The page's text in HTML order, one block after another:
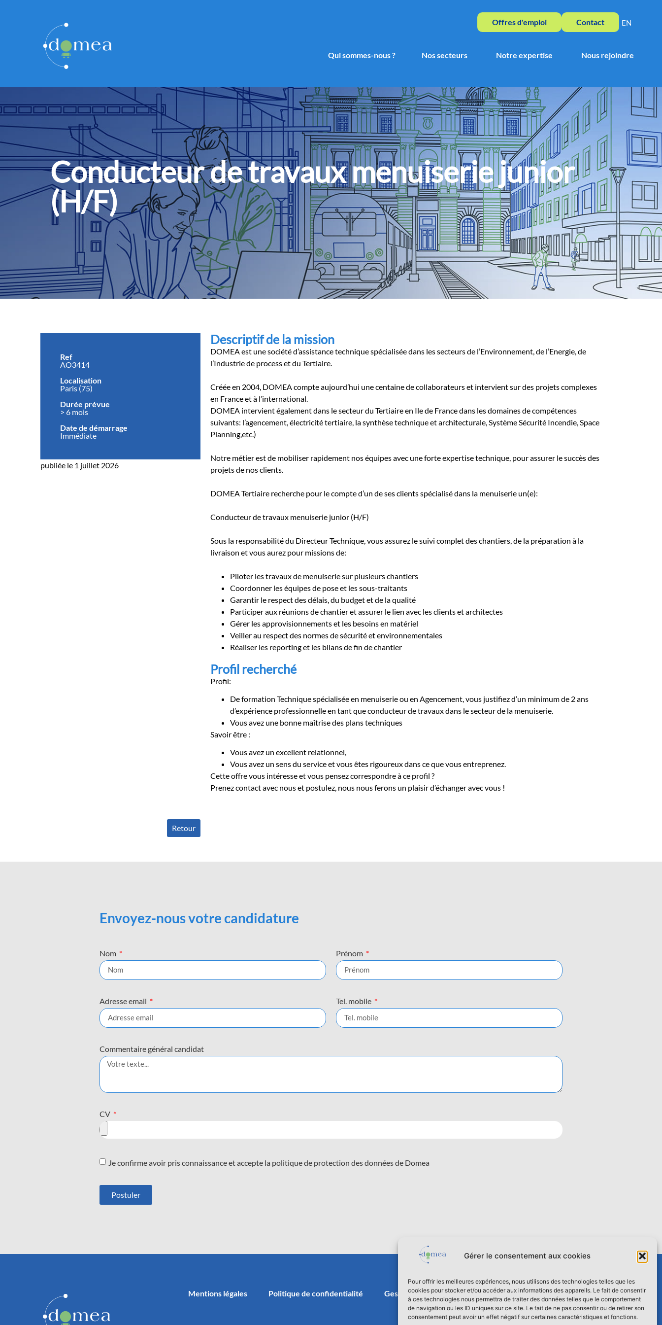
Gérer le consentement aux cookies
Pour offrir les meilleures expériences, nous utilisons des technologies telles que les
cookies pour stocker et/ou accéder aux informations des appareils. Le fait de consentir
à ces technologies nous permettra de traiter des données telles que le comportement
de navigation ou les ID uniques sur ce site. Le fait de ne pas consentir ou de retirer son
consentement peut avoir un effet négatif sur certaines caractéristiques et fonctions.
Offres d'emploi Contact EN
Qui sommes-nous ? Nos secteurs Notre expertise Nous rejoindre
Offres d'emploi Contact
Conducteur de travaux menuiserie junior
(H/F)
Ref
AO3414
Localisation
Paris (75)
Durée prévue
> 6 mois
Date de démarrage
Immédiate
publiée le 1 juillet 2026
Descriptif de la mission
DOMEA est une société d’assistance technique spécialisée dans les secteurs de l’Environnement, de l’Energie, de
l’Industrie de process et du Tertiaire.
Créée en 2004, DOMEA compte aujourd’hui une centaine de collaborateurs et intervient sur des projets complexes
en France et à l’international.
DOMEA intervient également dans le secteur du Tertiaire en Ile de France dans les domaines de compétences
suivants: l’agencement, électricité tertiaire, la synthèse technique et architecturale, Système Sécurité Incendie, Space
Planning,etc.)
Notre métier est de mobiliser rapidement nos équipes avec une forte expertise technique, pour assurer le succès des
projets de nos clients.
DOMEA Tertiaire recherche pour le compte d’un de ses clients spécialisé dans la menuiserie un(e):
Conducteur de travaux menuiserie junior (H/F)
Sous la responsabilité du Directeur Technique, vous assurez le suivi complet des chantiers, de la préparation à la
livraison et vous aurez pour missions de:
Piloter les travaux de menuiserie sur plusieurs chantiers
Coordonner les équipes de pose et les sous-traitants
Garantir le respect des délais, du budget et de la qualité
Participer aux réunions de chantier et assurer le lien avec les clients et architectes
Gérer les approvisionnements et les besoins en matériel
Veiller au respect des normes de sécurité et environnementales
Réaliser les reporting et les bilans de fin de chantier
Profil recherché
Profil:
De formation Technique spécialisée en menuiserie ou en Agencement, vous justifiez d’un minimum de 2 ans
d’expérience professionnelle en tant que conducteur de travaux dans le secteur de la menuiserie.
Vous avez une bonne maîtrise des plans techniques
Savoir être :
Vous avez un excellent relationnel,
Vous avez un sens du service et vous êtes rigoureux dans ce que vous entreprenez.
Cette offre vous intéresse et vous pensez correspondre à ce profil ?
Prenez contact avec nous et postulez, nous nous ferons un plaisir d’échanger avec vous !
Retour
Envoyez-nous votre candidature
Nom Prénom
Adresse email Tel. mobile
Commentaire général candidat
CV
Je confirme avoir pris connaissance et accepte la politique de protection des données de Domea
Postuler
Mentions légales Politique de confidentialité Gestion des cookies Contact